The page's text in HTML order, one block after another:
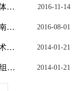
信软司参加上海市云计算综合标准化体系建设指南宣贯会 2016-11-14
陕西省云计算综合标准化体系建设指南宣贯会召开 2016-08-01
中国电子工业标准化技术协会信息技术服务分会成立 2014-01-21
信息技术服务标准（ITSS）指导协调组第七次工作会议召开 2014-01-21